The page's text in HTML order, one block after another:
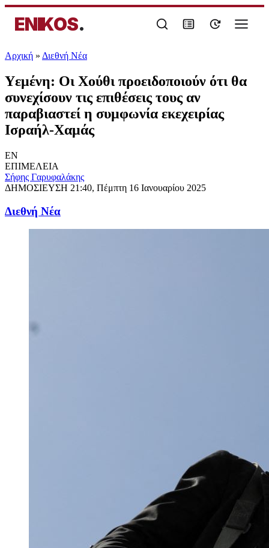
ENIKOS.
Αρχική » Διεθνή Νέα
Υεμένη: Οι Χούθι προειδοποιούν ότι θα
συνεχίσουν τις επιθέσεις τους αν
παραβιαστεί η συμφωνία εκεχειρίας
Ισραήλ-Χαμάς
EN
ΕΠΙΜΕΛΕΙΑ
Σήφης Γαρυφαλάκης
ΔΗΜΟΣΙΕΥΣΗ 21:40, Πέμπτη 16 Ιανουαρίου 2025
Διεθνή Νέα